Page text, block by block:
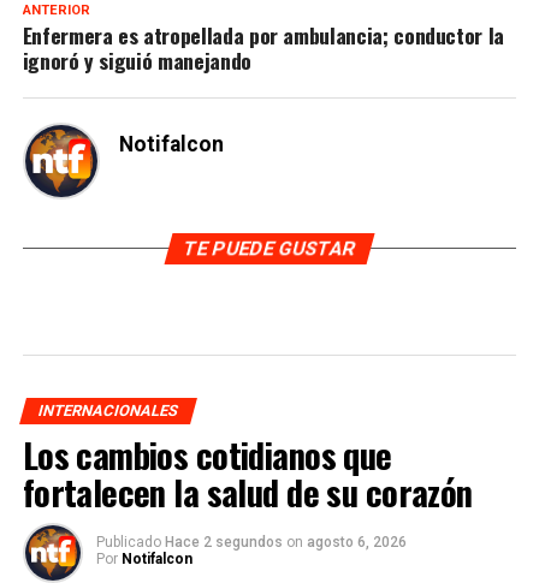
ANTERIOR
Enfermera es atropellada por ambulancia; conductor la
ignoró y siguió manejando
Notifalcon
TE PUEDE GUSTAR
INTERNACIONALES
Los cambios cotidianos que
fortalecen la salud de su corazón
Publicado Hace 2 segundos on agosto 6, 2026
Por Notifalcon